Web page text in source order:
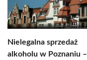
Nielegalna sprzedaż
alkoholu w Poznaniu –